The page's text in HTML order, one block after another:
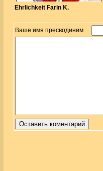
Ehrlichkeit Farin K.
Ваше имя пресводиним